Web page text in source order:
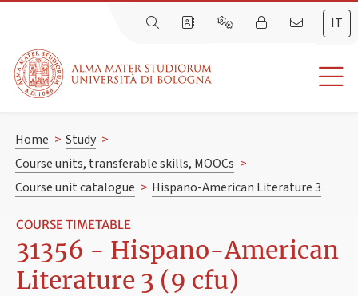
IT
Home > Study >
Course units, transferable skills, MOOCs >
Course unit catalogue > Hispano-American Literature 3
COURSE TIMETABLE
31356 - Hispano-American
Literature 3 (9 cfu)